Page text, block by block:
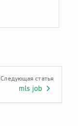
Следующая статья
mls job